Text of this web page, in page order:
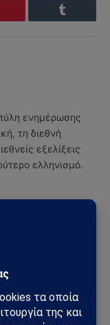
Tumblr
ενημέρωσης
τη διεθνή
εξελίξεις
ελληνισμό.